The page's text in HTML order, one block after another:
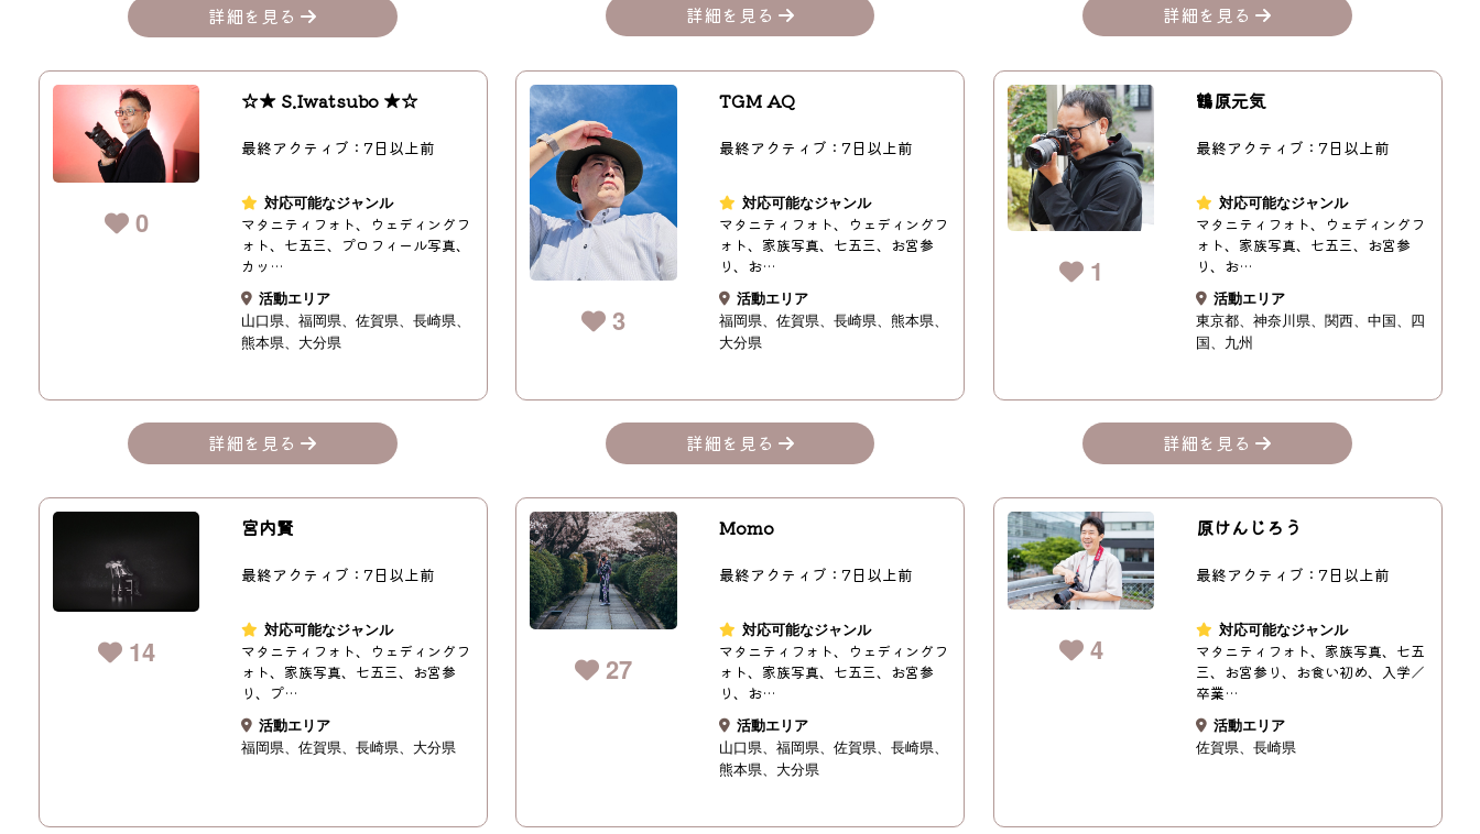
詳細を見る 詳細を見る 詳細を見る
0
☆★ S.Iwatsubo ★☆
最終アクティブ：7日以上前
対応可能なジャンル
マタニティフォト、ウェディングフ
ォト、七五三、プロフィール写真、
カッ…
活動エリア
山口県
福岡県 佐賀県
長崎県
熊本県
大分県
詳細を見る
3
TGM AQ
最終アクティブ：7日以上前
対応可能なジャンル
マタニティフォト、ウェディングフ
ォト、家族写真、七五三、お宮参
り、お…
活動エリア
福岡県
佐賀県 長崎県
熊本県
大分県
詳細を見る
1
鶴原元気
最終アクティブ：7日以上前
対応可能なジャンル
マタニティフォト、ウェディングフ
ォト、家族写真、七五三、お宮参
り、お…
活動エリア
東京都
神奈川県 関西 中国
四
国
九州
詳細を見る
14
宮内賢
最終アクティブ：7日以上前
対応可能なジャンル
マタニティフォト、ウェディングフ
ォト、家族写真、七五三、お宮参
り、プ…
活動エリア
福岡県
佐賀県 長崎県 大分県
27
Momo
最終アクティブ：7日以上前
対応可能なジャンル
マタニティフォト、ウェディングフ
ォト、家族写真、七五三、お宮参
り、お…
活動エリア
山口県
福岡県 佐賀県
長崎県
熊本県
大分県
4
原けんじろう
最終アクティブ：7日以上前
対応可能なジャンル
マタニティフォト、家族写真、七五
三、お宮参り、お食い初め、入学／
卒業…
活動エリア
佐賀県
長崎県